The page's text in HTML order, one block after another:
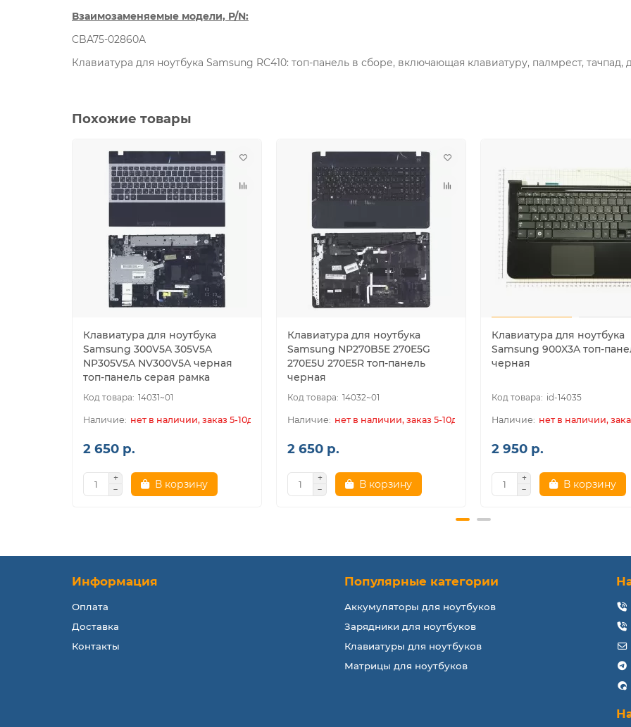
Взаимозаменяемые модели, P/N:
CBA75-02860A
Клавиатура для ноутбука Samsung RC410: топ-панель в сборе, включающая клавиатуру, палмрест, тачпад,
Похожие товары
Клавиатура для ноутбука
Samsung 300V5A 305V5A
NP305V5A NV300V5A черная
топ-панель серая рамка
14031~01
нет в наличии, заказ 5-10дн.
2 650 р.
В корзину
Клавиатура для ноутбука
Samsung NP270B5E 270E5G
270E5U 270E5R топ-панель
черная
14032~01
нет в наличии, заказ 5-10дн.
2 650 р.
В корзину
Клавиатура для ноутбука
Samsung 900X3A топ-
черная
id-14035
нет в наличии,
2 950 р.
В корзину
Информация
Оплата
Доставка
Контакты
Популярные категории
Аккумуляторы для ноутбуков
Зарядники для ноутбуков
Клавиатуры для ноутбуков
Матрицы для ноутбуков